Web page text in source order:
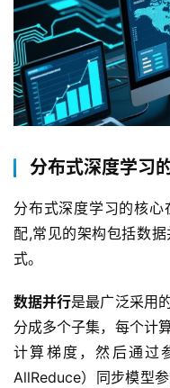
分布式深度学习
分布式深度学习的核
配,常见的架构包括数
式。
数据并行是最广泛采用
分成多个子集，每个计
计算梯度，然后通过
AllReduce）同步模型